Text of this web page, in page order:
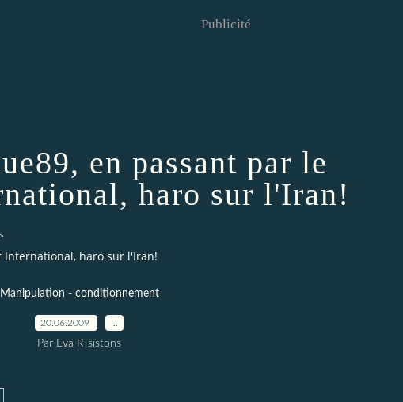
Publicité
en passant par le
haro sur l'Iran!
International, haro sur l'Iran!
Manipulation - conditionnement
20.06.2009
Par Eva R-sistons